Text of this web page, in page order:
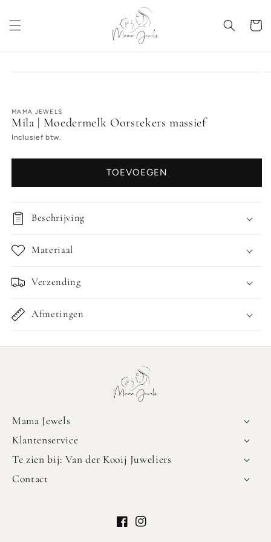
content
MAMA JEWELS
Mila | Moedermelk Oorstekers massief
Inclusief btw.
TOEVOEGEN
Beschrijving
Materiaal
Verzending
Afmetingen
Mama Jewels
Klantenservice
Te zien bij: Van der Kooij Juweliers
Contact
FacebookInstagram